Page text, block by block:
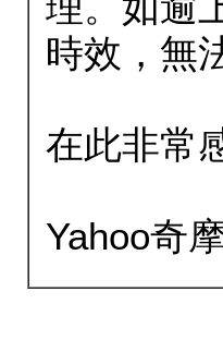
時效，無
在此非常
Yahoo奇